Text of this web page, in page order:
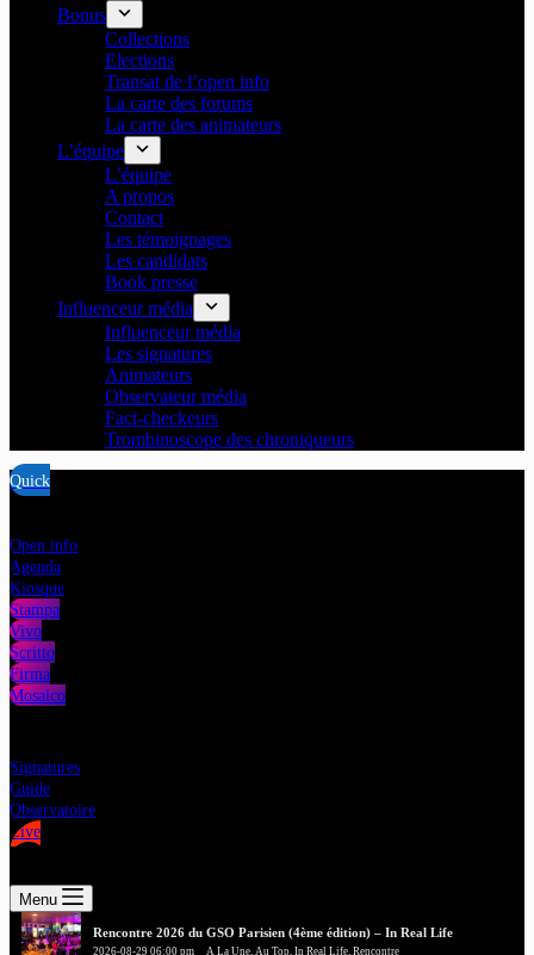
Bonus
Collections
Elections
Transat de l’open info
La carte des forums
La carte des animateurs
L’équipe
L’équipe
A propos
Contact
Les témoignages
Les candidats
Book presse
Influenceur média
Influenceur média
Les signatures
Animateurs
Observateur média
Fact-checkeurs
Trombinoscope des chroniqueurs
Quick
Open info
Agenda
Kiosque
Stampa
Vivo
Scritto
Firma
Mosaico
Signatures
Guide
Observatoire
Live
Menu
Rencontre 2026 du GSO Parisien (4ème édition) – In Real Life
2026-08-29 06:00 pm A La Une, Au Top, In Real Life, Rencontre